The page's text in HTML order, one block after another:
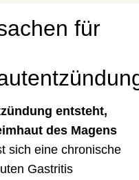
für
entsteht,
des Magens
sich eine chronische
Gastritis